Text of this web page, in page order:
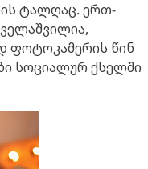
ტალღაც. ერთ-
ფოტოკამერის წინ
სოციალურ ქსელში